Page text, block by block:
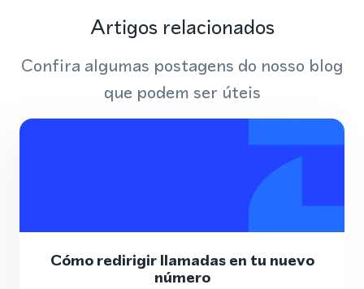
Artigos relacionados
Confira algumas postagens do nosso blog
que podem ser úteis
Cómo redirigir llamadas en tu nuevo
número